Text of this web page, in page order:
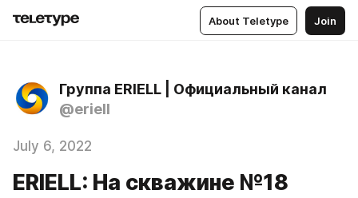
About Teletype Join
Группа ERIELL | Официальный канал
@eriell
July 6, 2022
ERIELL: На скважине №18